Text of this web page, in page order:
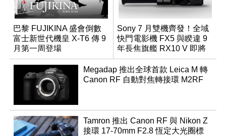
巴黎 FUJIKINA 盛會倒數
富士新世代機皇 X-T6 傳 9
月第一周登場
Sony 7 月雙機齊發！全域
快門電影機 FX5 與睽違 9
年長焦旗艦 RX10 V 即將
登場
Megadap 推出全球首款 Leica M 轉
Canon RF 自動對焦轉接環 M2RF
Tamron 推出 Canon RF 與 Nikon Z
接環 17-70mm F2.8 恆定大光圈標